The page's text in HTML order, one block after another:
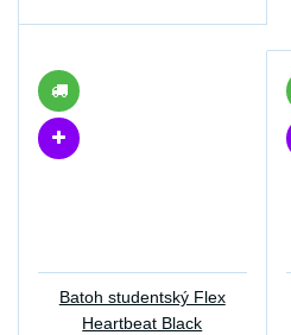
Batoh studentský Flex
Heartbeat Black